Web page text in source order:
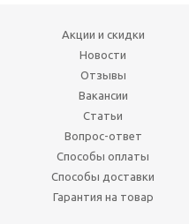
Акции и скидки
Новости
Отзывы
Вакансии
Статьи
Вопрос-ответ
Способы оплаты
Способы доставки
Гарантия на товар